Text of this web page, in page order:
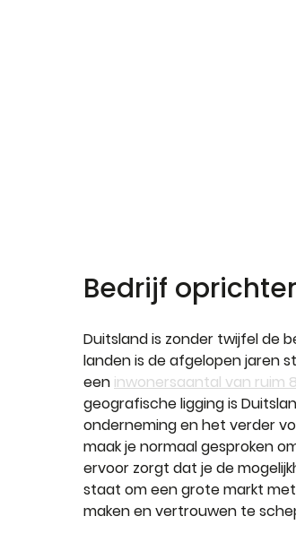
Bedrijf
Duitsland is zonder twijfel de
landen is de afgelopen jaren
een inwonersaantal van ruim
geografische ligging is
onderneming en het verder
maak je normaal gesproken
ervoor zorgt dat je de
staat om een grote markt
maken en vertrouwen te